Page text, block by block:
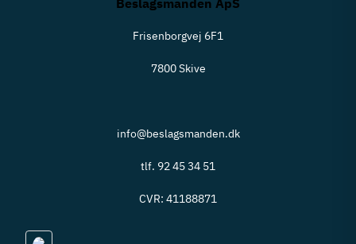
Frisenborgvej 6F1
7800 Skive
info@beslagsmanden.dk
tlf. 92 45 34 51
CVR: 41188871